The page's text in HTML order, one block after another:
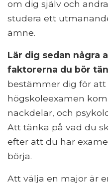
om dig själv och
studera ett
ämne.
Lär dig sedan några
faktorerna du bör
bestämmer dig för att
högskoleexamen
nackdelar, och
Att tänka på vad du
efter att du har
börja.
Att välja en major är